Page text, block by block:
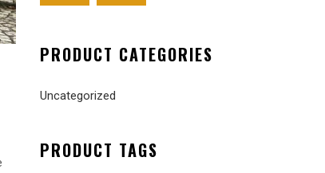
PRODUCT CATEGORIES
Uncategorized
PRODUCT TAGS